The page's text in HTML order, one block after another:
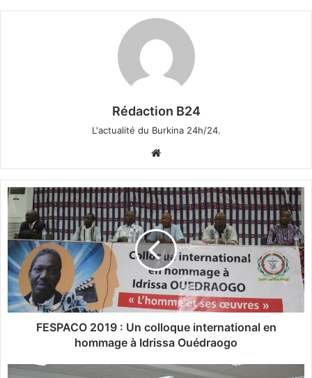
Rédaction B24
L'actualité du Burkina 24h/24.
bsi
te
F
E
S
P
A
C
O
2
0
FESPACO 2019 : Un colloque international en
hommage à Idrissa Ouédraogo